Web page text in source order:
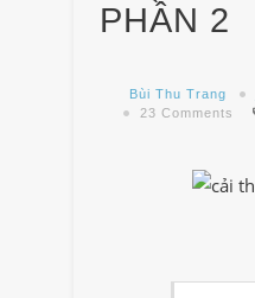
PHẦN 2
Bùi Thu Trang
23 Comments